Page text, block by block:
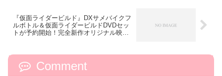
『仮面ライダービルド』DXサメバイクフ
ルボトル＆仮面ライダービルドDVDセッ
トが予約開始！完全新作オリジナル映像
Comment